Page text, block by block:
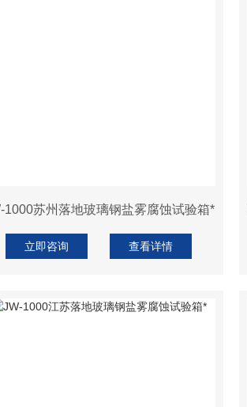
1000苏州落地玻璃钢盐雾腐蚀试验箱*
立即咨询 查看详情